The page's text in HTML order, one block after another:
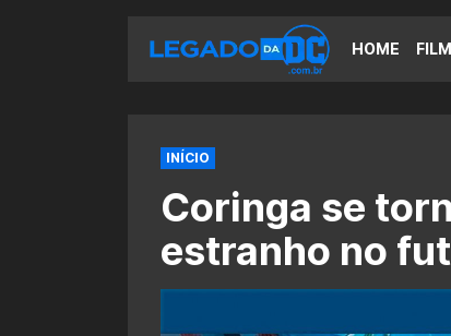
HOME
INÍCIO
Coringa se
estranho no